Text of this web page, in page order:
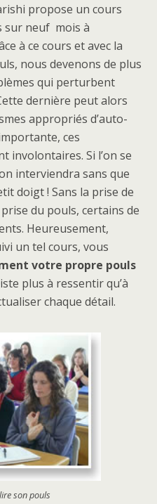
propose un cours
sur neuf mois à
à ce cours et avec la
nous devenons de plus
qui perturbent
dernière peut alors
appropriés d’auto-
ces
involontaires. Si l’on se
interviendra sans que
doigt ! Sans la prise de
du pouls, certains de
Heureusement,
un tel cours, vous
votre propre pouls
plus à ressentir qu’à
chaque détail.
son pouls